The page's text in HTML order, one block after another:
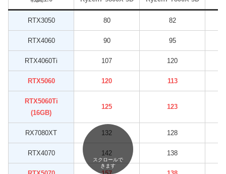
RTX3050 80 82
RTX4060 90 95
RTX4060Ti 107 120
RTX5060 120 113
RTX5060Ti
(16GB)
125 123
RX7080XT 132 128
RTX4070 142 138
スクロールで
きます